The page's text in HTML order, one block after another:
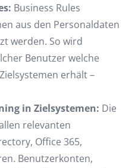
Business Rules
aus den Personaldaten
werden. So wird
Benutzer welche
erhält –
in Zielsystemen: Die
relevanten
Office 365,
Benutzerkonten,